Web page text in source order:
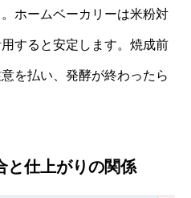
ホームベーカリーは米粉対
すると安定します。焼成前
を払い、発酵が終わったら
と仕上がりの関係